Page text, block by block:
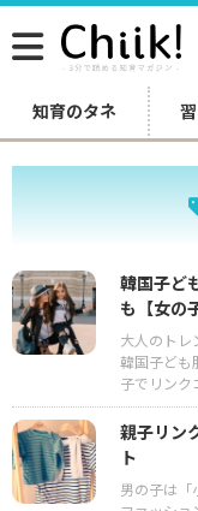
知育のタネ
韓国子ど
も【女の
大人のトレ
韓国子ども
子でリンク
親子リン
ト
男の子は「